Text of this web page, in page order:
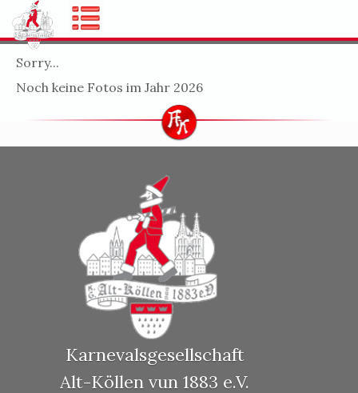
Sorry...
Noch keine Fotos im Jahr 2026
Karnevalsgesellschaft
Alt-Köllen vun 1883 e.V.